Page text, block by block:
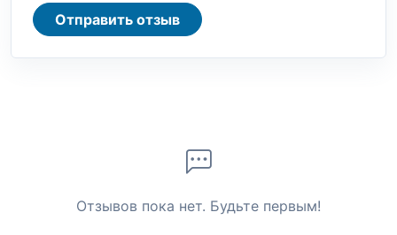
Отправить отзыв
Отзывов пока нет. Будьте первым!